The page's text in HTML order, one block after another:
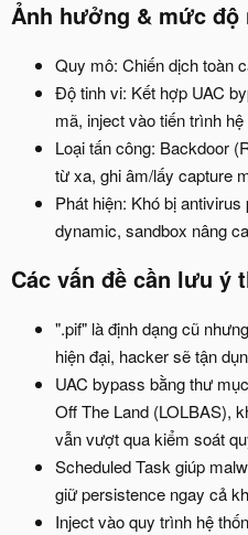
Ảnh hưởng & mức độ
Quy mô: Chiến dịch toàn
Độ tinh vi: Kết hợp UAC
mã, inject vào tiến trình hệ
Loại tấn công: Backdoor
từ xa, ghi âm/lấy capture
Phát hiện: Khó bị
dynamic, sandbox nâng
Các vấn đề cần lưu ý
".pif" là định dạng cũ
hiện đại, hacker sẽ tận
UAC bypass bằng thư
Off The Land (LOLBAS),
vẫn vượt qua kiểm soát
Scheduled Task giúp
giữ persistence ngay cả
Inject vào quy trình hệ